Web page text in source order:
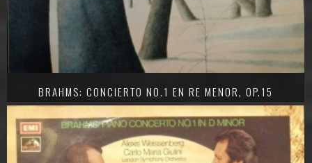
BRAHMS: CONCIERTO NO.1 EN RE MENOR, OP.15